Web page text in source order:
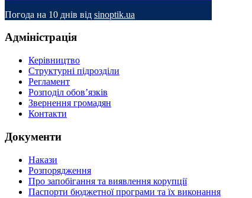
Погода на 10 днів від sinoptik.ua
Адміністрація
Керівництво
Структурні підрозділи
Регламент
Розподіл обов’язків
Звернення громадян
Контакти
Документи
Накази
Розпорядження
Про запобігання та виявлення корупції
Паспорти бюджетної програми та їх виконання